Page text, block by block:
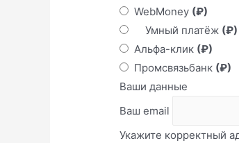
WebMoney (₽)
Умный платёж (₽)
Альфа-клик (₽)
Промсвязьбанк (₽)
Ваши данные
Ваш email
Укажите корректный